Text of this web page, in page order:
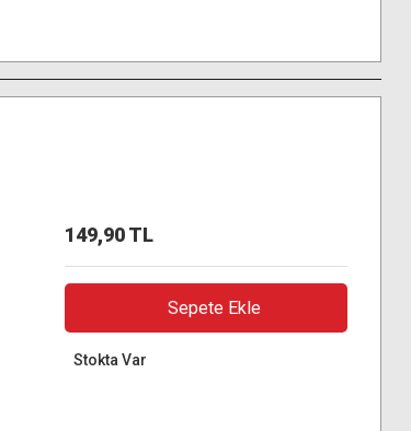
149,90 TL
Sepete Ekle
Stokta Var